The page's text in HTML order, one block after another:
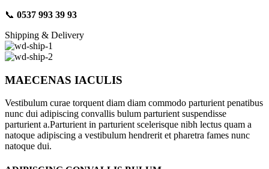
📞 0537 993 39 93
Shipping & Delivery
MAECENAS IACULIS
Vestibulum curae torquent diam diam commodo parturient penatibus
nunc dui adipiscing convallis bulum parturient suspendisse
parturient a.Parturient in parturient scelerisque nibh lectus quam a
natoque adipiscing a vestibulum hendrerit et pharetra fames nunc
natoque dui.